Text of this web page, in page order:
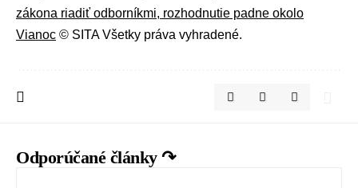
zákona riadiť odborníkmi, rozhodnutie padne okolo
Vianoc © SITA Všetky práva vyhradené.
Odporúčané články ↷